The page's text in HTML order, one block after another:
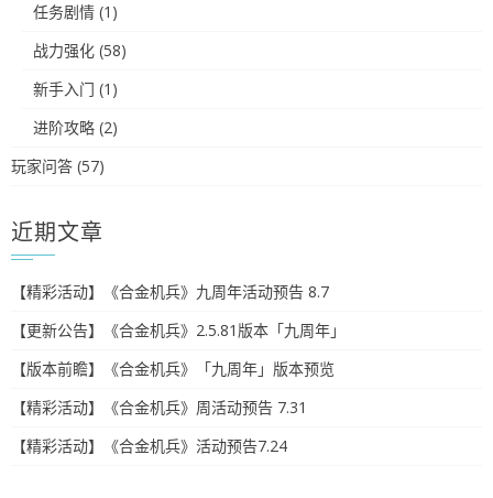
任务剧情 (1)
战力强化 (58)
新手入门 (1)
进阶攻略 (2)
玩家问答 (57)
近期文章
【精彩活动】《合金机兵》九周年活动预告 8.7
【更新公告】《合金机兵》2.5.81版本「九周年」
【版本前瞻】《合金机兵》「九周年」版本预览
【精彩活动】《合金机兵》周活动预告 7.31
【精彩活动】《合金机兵》活动预告7.24